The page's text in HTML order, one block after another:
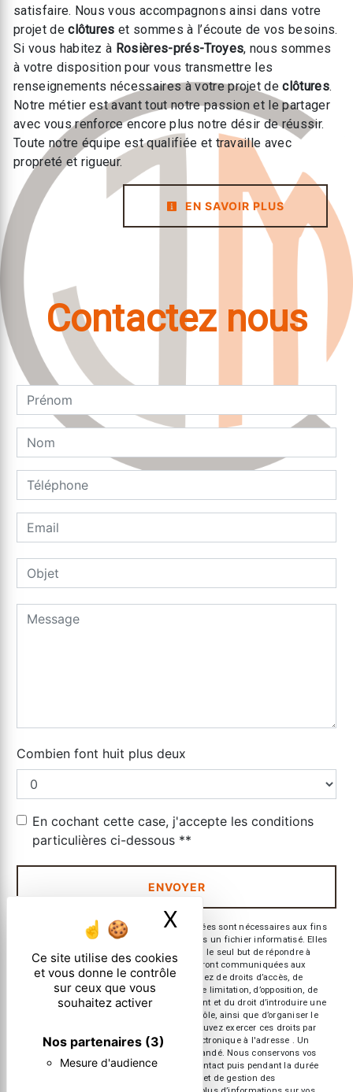
Ce site utilise des cookies
et vous donne le contrôle
sur ceux que vous
souhaitez activer
Nos partenaires (3)
Mesure d'audience
X Masquer le
satisfaire. Nous vous accompagnons ainsi dans votre
projet declôtures et sommes à l’écoute de vos besoins.
Si vous habitez à Rosières-prés-Troyes, nous sommes
à votre disposition pour vous transmettre les
renseignements nécessaires à votre projet declôtures.
Notre métier est avant tout notre passion et le partager
avec vous renforce encore plus notre désir de réussir.
Toute notre équipe est qualifiée et travaille avec
propreté et rigueur.
EN SAVOIR PLUS
Contactez nous
Combien font huit plus deux
En cochant cette case, j'accepte les conditions
particulières ci-dessous **
ENVOYER
** Les données personnelles communiquées sont nécessaires aux fins
de vous contacter et sont enregistrées dans un fichier informatisé. Elles
sont destinées à et ses sous-traitants dans le seul but de répondre à
votre message. Les données collectées seront communiquées aux
seuls destinataires suivants: . Vous disposez de droits d’accès, de
rectification, d’effacement, de portabilité, de limitation, d’opposition, de
retrait de votre consentement à tout moment et du droit d’introduire une
réclamation auprès d’une autorité de contrôle, ainsi que d’organiser le
sort de vos données post-mortem. Vous pouvez exercer ces droits par
voie postale à l'adresse ou par courrier électronique à l'adresse . Un
justificatif d'identité pourra vous être demandé. Nous conservons vos
données pendant la période de prise de contact puis pendant la durée
de prescription légale aux fins probatoires et de gestion des